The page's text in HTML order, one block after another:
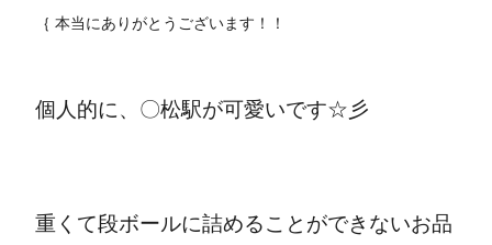
｛ 本当にありがとうございます！！
個人的に、〇松駅が可愛いです☆彡
重くて段ボールに詰めることができないお品